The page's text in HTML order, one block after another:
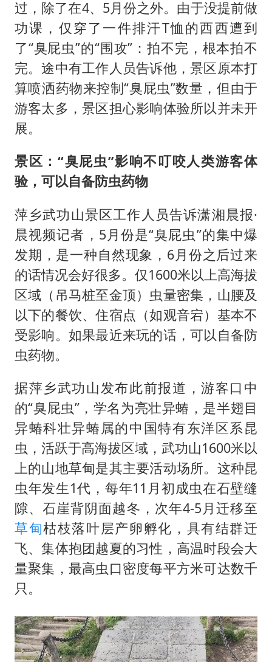
过，除了在4、5月份之外。由于没提前做
功课，仅穿了一件排汗T恤的西西遭到
了“臭屁虫”的“围攻”：拍不完，根本拍不
完。途中有工作人员告诉他，景区原本打
算喷洒药物来控制“臭屁虫”数量，但由于
游客太多，景区担心影响体验所以并未开
展。
景区：“臭屁虫”影响不叮咬人类游客体
验，可以自备防虫药物
萍乡武功山景区工作人员告诉潇湘晨报·
晨视频记者，5月份是“臭屁虫”的集中爆
发期，是一种自然现象，6月份之后过来
的话情况会好很多。仅1600米以上高海拔
区域（吊马桩至金顶）虫量密集，山腰及
以下的餐饮、住宿点（如观音宕）基本不
受影响。如果最近来玩的话，可以自备防
虫药物。
据萍乡武功山发布此前报道，游客口中
的“臭屁虫”，学名为亮壮异蝽，是半翅目
异蝽科壮异蝽属的中国特有东洋区系昆
虫，活跃于高海拔区域，武功山1600米以
上的山地草甸是其主要活动场所。这种昆
虫年发生1代，每年11月初成虫在石壁缝
隙、石崖背阴面越冬，次年4-5月迁移至
草甸枯枝落叶层产卵孵化，具有结群迁
飞、集体抱团越夏的习性，高温时段会大
量聚集，最高虫口密度每平方米可达数千
只。